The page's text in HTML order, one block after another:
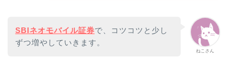
ねこさん
SBIネオモバイル証券で、コツコツと少し
ずつ増やしていきます。